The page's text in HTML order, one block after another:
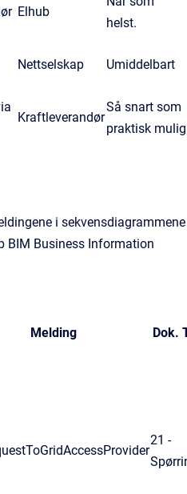
Elhub
helst.
Nettselskap Umiddelbart
Kraftleverandør
Så snart som
praktisk mulig
i sekvensdiagrammene
BIM Business Information
Melding Dok.
21 -